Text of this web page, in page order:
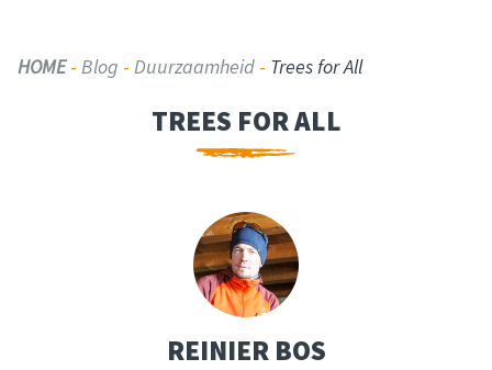
HOME- Blog - Duurzaamheid - Trees for All
TREES FOR ALL
REINIER BOS